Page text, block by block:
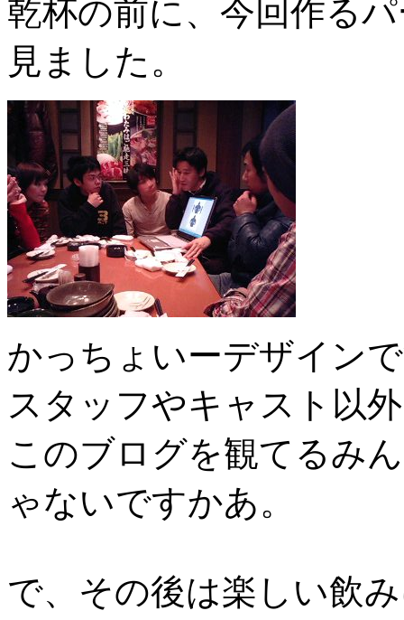
乾杯の前に、今回作る
見ました。
かっちょいーデザイン
スタッフやキャスト以
このブログを観てるみ
ゃないですかあ。
で、その後は楽しい飲